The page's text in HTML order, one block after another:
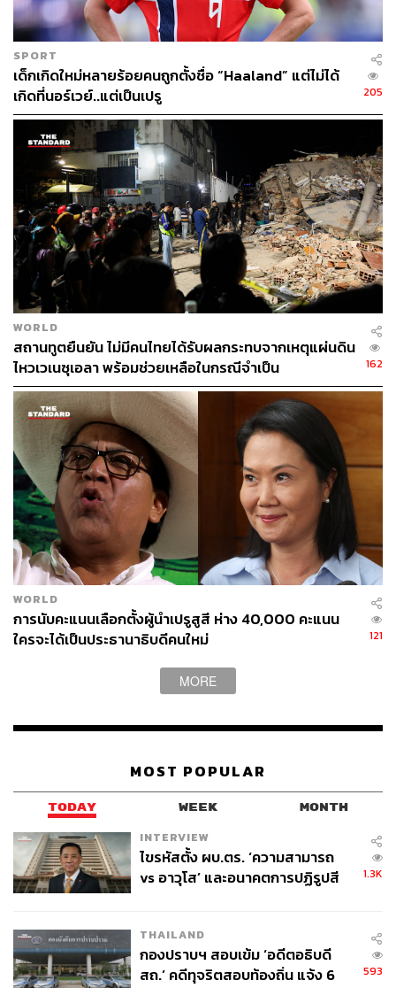
SPORT
เด็กเกิดใหม่หลายร้อยคนถูกตั้งชื่อ “Haaland” แต่ไม่ได้
เกิดที่นอร์เวย์..แต่เป็นเปรู
205
WORLD
สถานทูตยืนยัน ไม่มีคนไทยได้รับผลกระทบจากเหตุแผ่นดิน
ไหวเวเนซุเอลา พร้อมช่วยเหลือในกรณีจำเป็น
162
WORLD
การนับคะแนนเลือกตั้งผู้นำเปรูสูสี ห่าง 40,000 คะแนน
ใครจะได้เป็นประธานาธิบดีคนใหม่
121
MORE
MOST POPULAR
TODAY WEEK MONTH
INTERVIEW
ไขรหัสตั้ง ผบ.ตร. ‘ความสามารถ
vs อาวุโส’ และอนาคตการปฏิรูปสี
1.3K
THAILAND
กองปราบฯ สอบเข้ม ‘อดีตอธิบดี
สถ.’ คดีทุจริตสอบท้องถิ่น แจ้ง 6
593